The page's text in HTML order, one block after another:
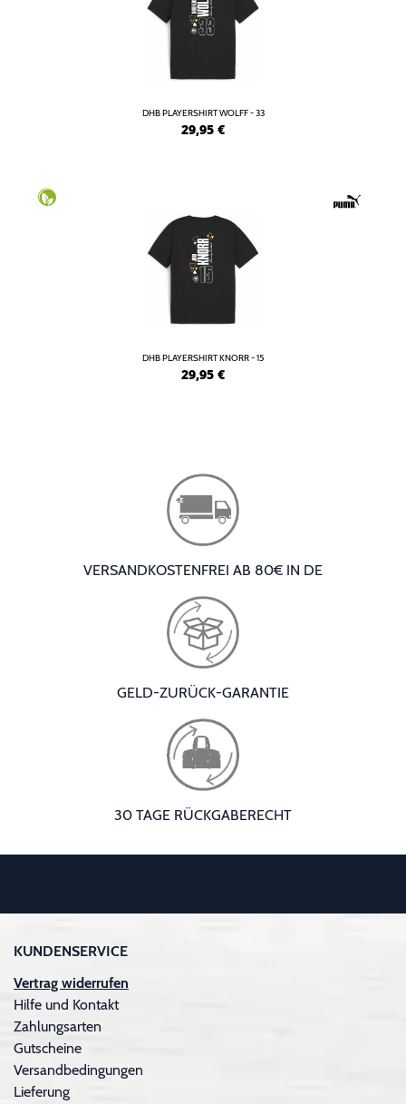
DHB PLAYERSHIRT WOLFF - 33
29,95 €
DHB PLAYERSHIRT KNORR - 15
29,95 €
VERSANDKOSTENFREI AB 80€ IN DE
GELD-ZURÜCK-GARANTIE
30 TAGE RÜCKGABERECHT
KUNDENSERVICE
Vertrag widerrufen
Hilfe und Kontakt
Zahlungsarten
Gutscheine
Versandbedingungen
Lieferung